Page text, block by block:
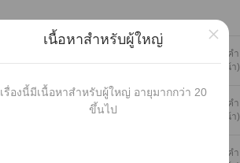
4103 คำ
(17 หน้า)
4254 คำ
(18 หน้า)
2955 คำ
เนื้อหาสำหรับผู้ใหญ่
เรื่องนี้มีเนื้อหาสำหรับผู้ใหญ่ อายุมากกว่า 20
ขึ้นไป
×